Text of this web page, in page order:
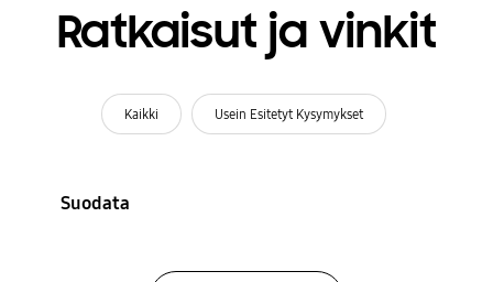
Ratkaisut ja vinkit
Kaikki Usein Esitetyt Kysymykset
Suodata